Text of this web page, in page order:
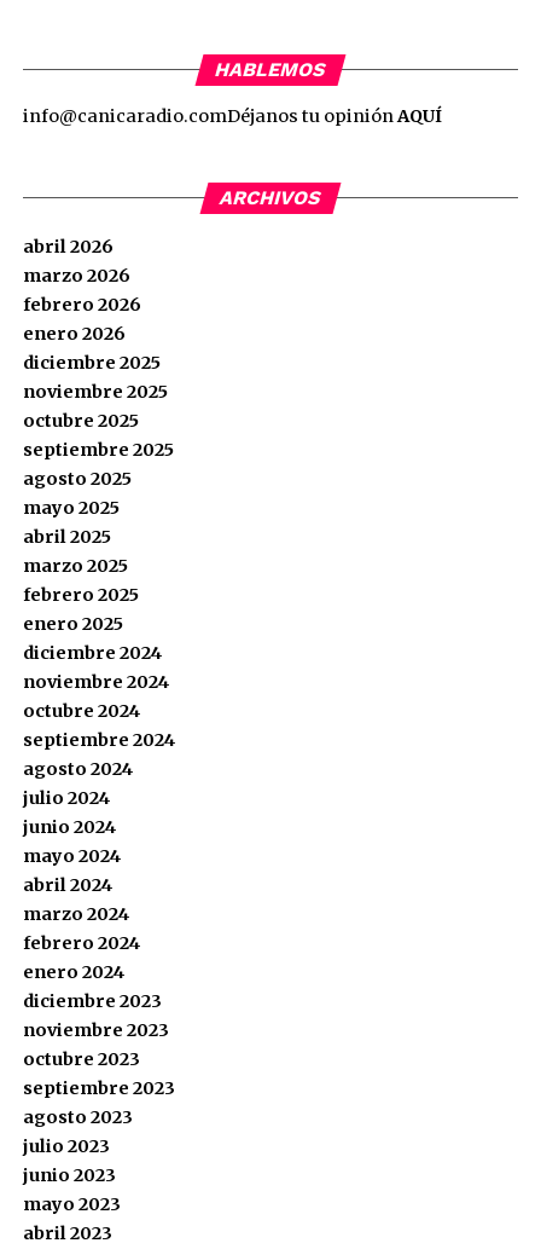
HABLEMOS
info@canicaradio.comDéjanos tu opiniónAQUÍ
ARCHIVOS
abril 2026
marzo 2026
febrero 2026
enero 2026
diciembre 2025
noviembre 2025
octubre 2025
septiembre 2025
agosto 2025
mayo 2025
abril 2025
marzo 2025
febrero 2025
enero 2025
diciembre 2024
noviembre 2024
octubre 2024
septiembre 2024
agosto 2024
julio 2024
junio 2024
mayo 2024
abril 2024
marzo 2024
febrero 2024
enero 2024
diciembre 2023
noviembre 2023
octubre 2023
septiembre 2023
agosto 2023
julio 2023
junio 2023
mayo 2023
abril 2023